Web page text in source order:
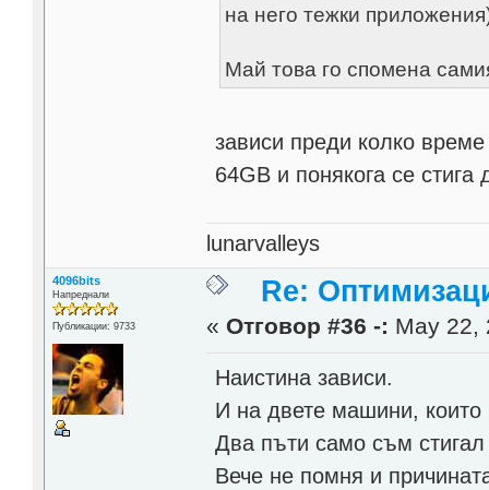
на него тежки
Май това го спомена
зависи преди колко
64GB и понякога се
lunarvalleys
4096bits
Напреднали
Публикации: 9733
Re:
« Отговор #36 -: May 22,
Наистина зависи.
И на двете машини,
Два пъти само съм
Вече не помня и